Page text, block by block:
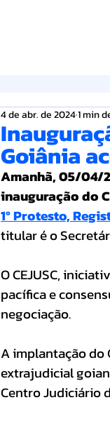
Goiânia
4 de abr. de 20241 min
Amanhã, 05/04/
inauguração do
1º Protesto,
titular é o
O CEJUSC,
pacífica e
negociação.
A implantação do
extrajudicial
Centro Judiciário